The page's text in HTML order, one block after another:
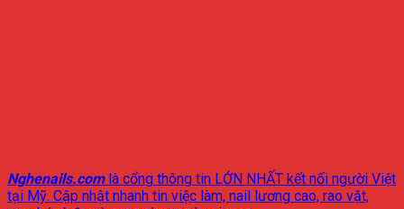
Nghenails.comlà cổng thông tin LỚN NHẤT kết nối người Việt
tại Mỹ. Cập nhật nhanh tin việc làm, nail lương cao, rao vặt,